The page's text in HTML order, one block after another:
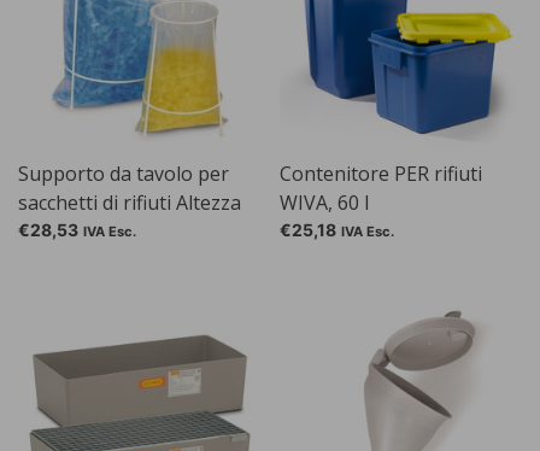
Supporto da tavolo per
sacchetti di rifiuti Altezza
25 cm, Supporto da tavolo
€28,53 IVA Esc.
Contenitore PER rifiuti
WIVA, 60 l
€25,18 IVA Esc.